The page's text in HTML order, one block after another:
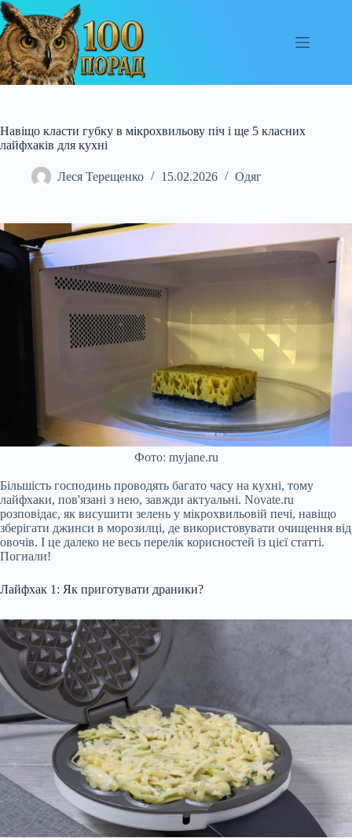
Перейти
до
вмісту
Навіщо класти губку в мікрохвильову піч і ще 5 класних
лайфхаків для кухні
Леся Терещенко 15.02.2026 Одяг
Фото: myjane.ru
Більшість господинь проводять багато часу на кухні, тому
лайфхаки, пов'язані з нею, завжди актуальні. Novate.ru
розповідає, як висушити зелень у мікрохвильовій печі, навіщо
зберігати джинси в морозилці, де використовувати очищення від
овочів. І це далеко не весь перелік корисностей із цієї статті.
Погнали!
Лайфхак 1: Як приготувати драники?